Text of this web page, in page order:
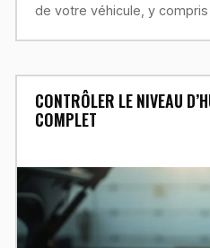
de votre véhicule, y
CONTRÔLER LE NIVEAU
COMPLET